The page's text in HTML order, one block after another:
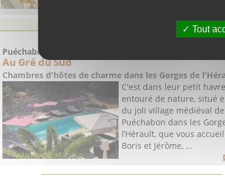
PRODUCTEURS &
Puéchabon - Hérault
Au Gré du Sud
Chambres d'hôtes de charme dans les Gorges de
C'est dans leur petit
entouré de nature, situé
du joli village médiéval de
Puéchabon dans les
l’Hérault, que vous
Boris et Jérôme, ...
Tout